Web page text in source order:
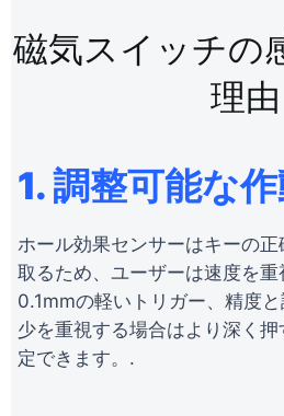
磁気スイッチの
理由
1. 調整可能な
ホール効果センサーはキーの
取るため、ユーザーは速度を重
0.1mmの軽いトリガー、精度
少を重視する場合はより深く
定できます。.